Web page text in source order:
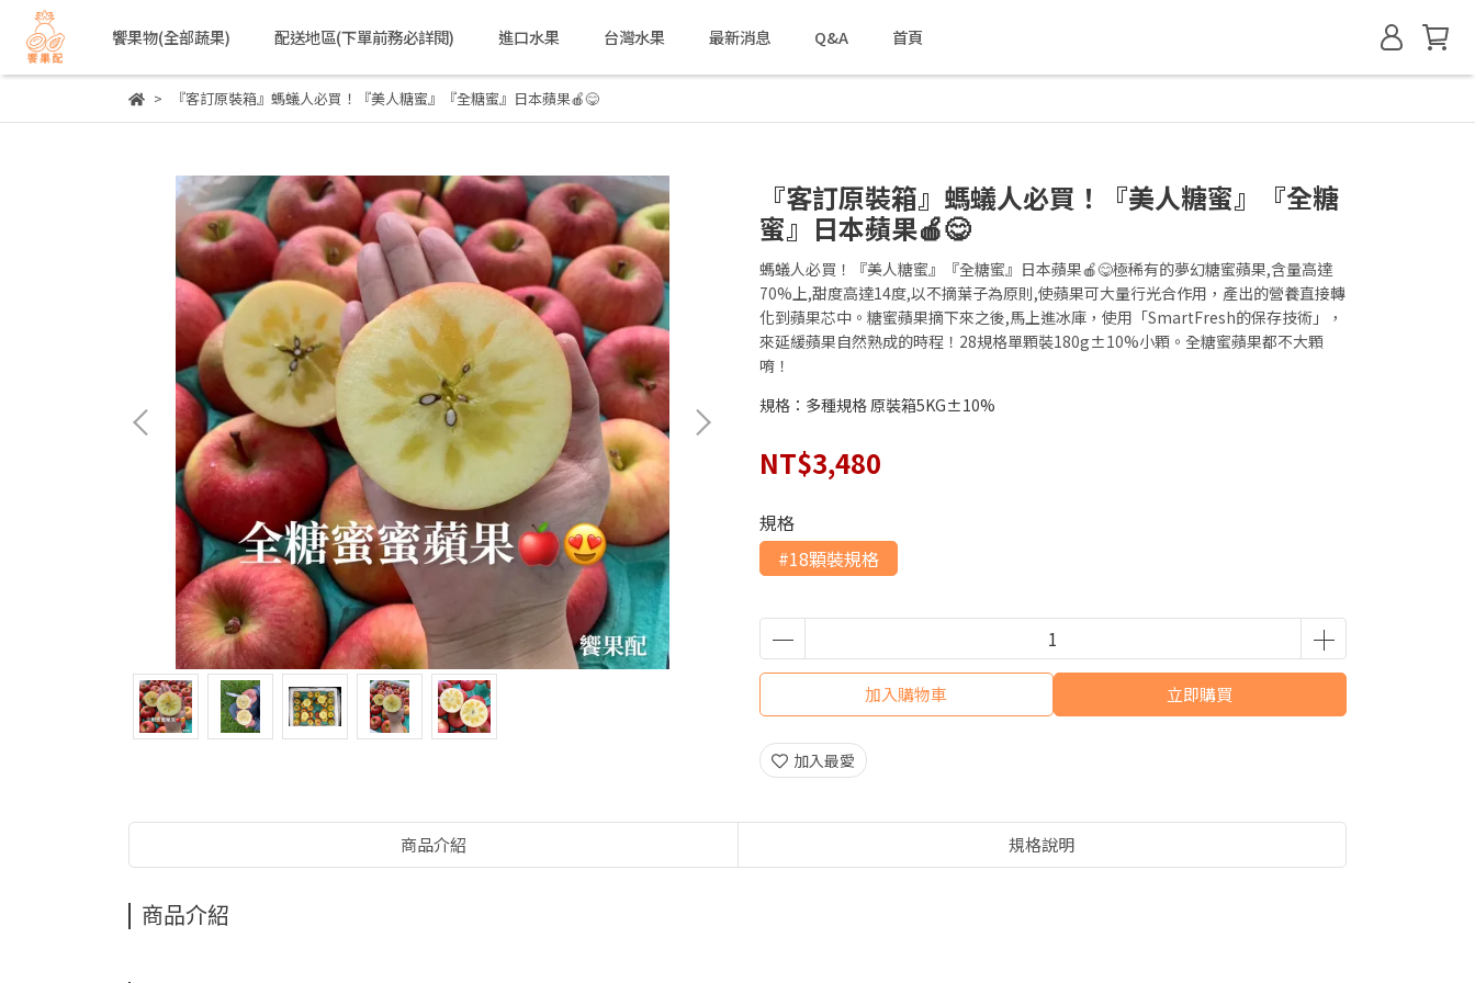
饗果物(全部蔬果) 配送地區(下單前務必詳閱) 進口水果 台灣水果 最新消息 Q&A 首頁
『客訂原裝箱』螞蟻人必買！『美人糖蜜』『全糖蜜』日本蘋果🍎😋
『客訂原裝箱』螞蟻人必買！『美人糖蜜』『全糖
蜜』日本蘋果🍎😋
螞蟻人必買！『美人糖蜜』『全糖蜜』日本蘋果🍎😋極稀有的夢幻糖蜜蘋果,含量高達
70%上,甜度高達14度,以不摘葉子為原則,使蘋果可大量行光合作用，產出的營養直接轉
化到蘋果芯中。糖蜜蘋果摘下來之後,馬上進冰庫，使用「SmartFresh的保存技術」，
來延緩蘋果自然熟成的時程！28規格單顆裝180g±10%小顆。全糖蜜蘋果都不大顆
唷！
規格：多種規格 原裝箱5KG±10%
NT$3,480
規格
#18顆裝規格
加入購物車 立即購買
加入最愛
商品介紹 規格說明
商品介紹